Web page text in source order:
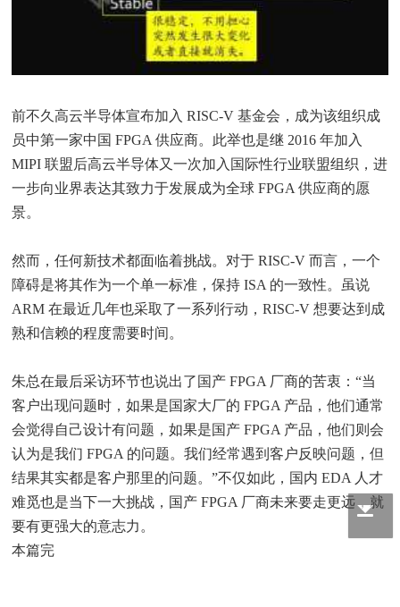
前不久高云半导体宣布加入 RISC-V 基金会，成为该组织成
员中第一家中国 FPGA 供应商。此举也是继 2016 年加入
MIPI 联盟后高云半导体又一次加入国际性行业联盟组织，进
一步向业界表达其致力于发展成为全球 FPGA 供应商的愿
景。
然而，任何新技术都面临着挑战。对于 RISC-V 而言，一个
障碍是将其作为一个单一标准，保持 ISA 的一致性。虽说
ARM 在最近几年也采取了一系列行动，RISC-V 想要达到成
熟和信赖的程度需要时间。
朱总在最后采访环节也说出了国产 FPGA 厂商的苦衷：“当
客户出现问题时，如果是国家大厂的 FPGA 产品，他们通常
会觉得自己设计有问题，如果是国产 FPGA 产品，他们则会
认为是我们 FPGA 的问题。我们经常遇到客户反映问题，但
结果其实都是客户那里的问题。”不仅如此，国内 EDA 人才
难觅也是当下一大挑战，国产 FPGA 厂商未来要走更远，就
要有更强大的意志力。
本篇完